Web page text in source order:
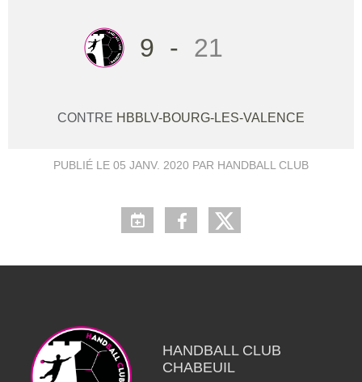
9 - 21
CONTRE HBBLV-BOURG-LES-VALENCE
PUBLIÉ LE 05 JANV. 2020 PAR HANDBALL CLUB
HANDBALL CLUB
CHABEUIL